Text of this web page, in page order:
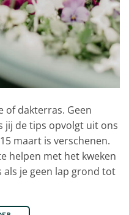
of dakterras. Geen
jij de tips opvolgt uit ons
maart is verschenen.
helpen met het kweken
als je geen lap grond tot